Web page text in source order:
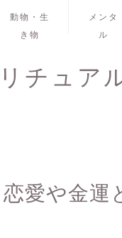
動物・生
き物
メンタ
ル
チュア
愛や金運